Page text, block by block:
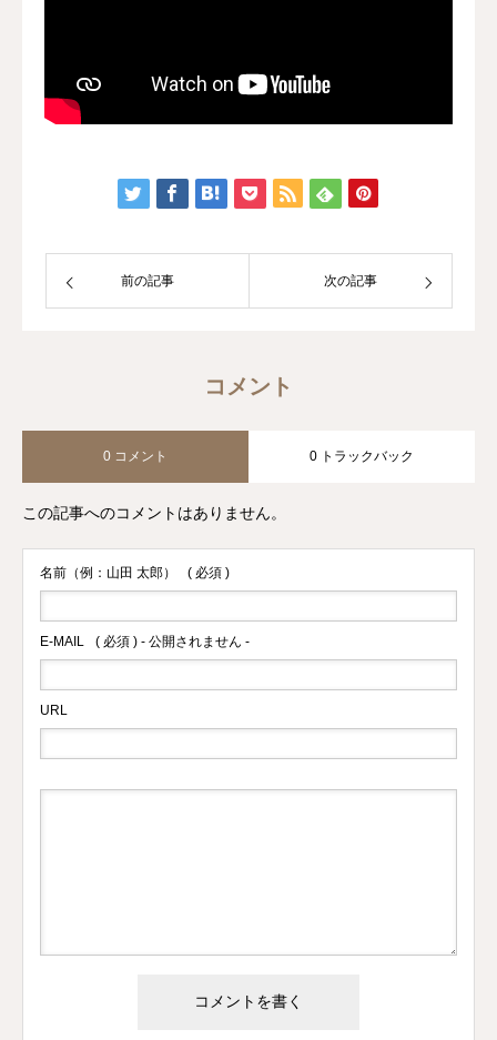
前の記事 次の記事
コメント
0 コメント 0 トラックバック
この記事へのコメントはありません。
名前（例：山田 太郎） ( 必須 )
E-MAIL ( 必須 ) - 公開されません -
URL